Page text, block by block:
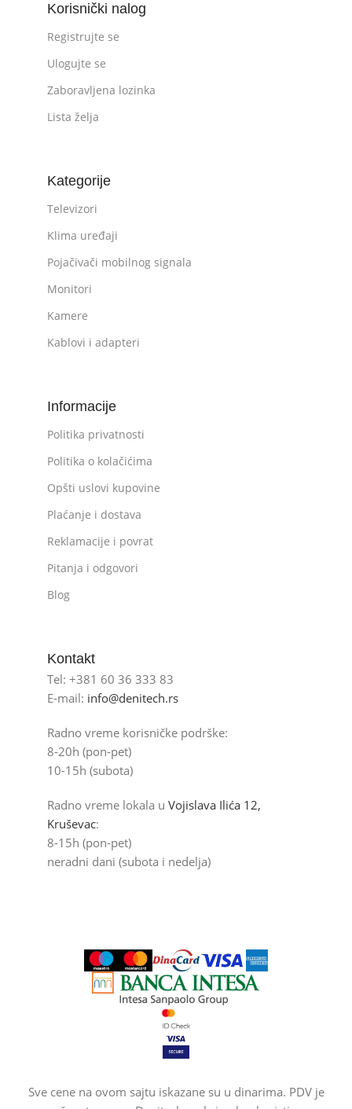
Korisnički nalog
Registrujte se
Ulogujte se
Zaboravljena lozinka
Lista želja
Kategorije
Televizori
Klima uređaji
Pojačivači mobilnog signala
Monitori
Kamere
Kablovi i adapteri
Informacije
Politika privatnosti
Politika o kolačićima
Opšti uslovi kupovine
Plaćanje i dostava
Reklamacije i povrat
Pitanja i odgovori
Blog
Kontakt
Tel: +381 60 36 333 83
E-mail: info@denitech.rs
Radno vreme korisničke podrške:
8-20h (pon-pet)
10-15h (subota)
Radno vreme lokala u Vojislava Ilića 12,
Kruševac:
8-15h (pon-pet)
neradni dani (subota i nedelja)
Sve cene na ovom sajtu iskazane su u dinarima. PDV je